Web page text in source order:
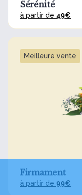
Sérénité
à partir de 49€
Meilleure vente
Firmament
à partir de 99€